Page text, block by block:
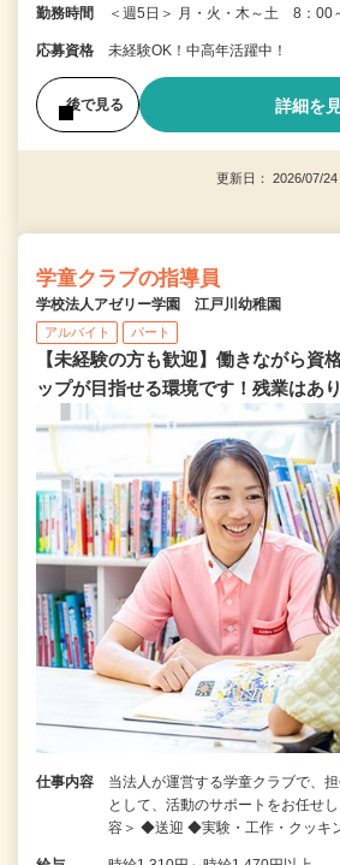
勤務時間 ＜週5日＞ 月・火・木～土 8：00
応募資格 未経験OK！中高年活躍中！
後で見る 詳細を
更新日： 2026/07/
学童クラブの指導員
学校法人アゼリー学園 江戸川幼稚園
アルバイト パート
【未経験の方も歓迎】働きながら資
ップが目指せる環境です！残業はあり
仕事内容
当法人が運営する学童クラブで、
として、活動のサポートをお任せ
容＞ ◆送迎 ◆実験・工作・クッキ